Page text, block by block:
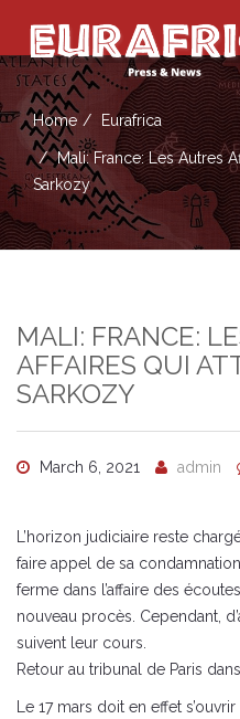
Home Eurafrica
Mali: France: Les Autres
Sarkozy
MALI: FRANCE:
AFFAIRES QUI
SARKOZY
March 6, 2021 admin
L’horizon judiciaire reste
faire appel de sa
ferme dans l’affaire des
nouveau procès. Cependant,
suivent leur cours.
Retour au tribunal de Paris
Le 17 mars doit en effet